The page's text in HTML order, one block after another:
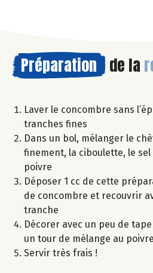
Préparation de la
Laver le concombre sans
tranches fines
Dans un bol, mélanger le
finement, la ciboulette, le sel
poivre
Déposer 1 cc de cette
de concombre et recouvrir
tranche
Décorer avec un peu de
un tour de mélange au
Servir très frais !